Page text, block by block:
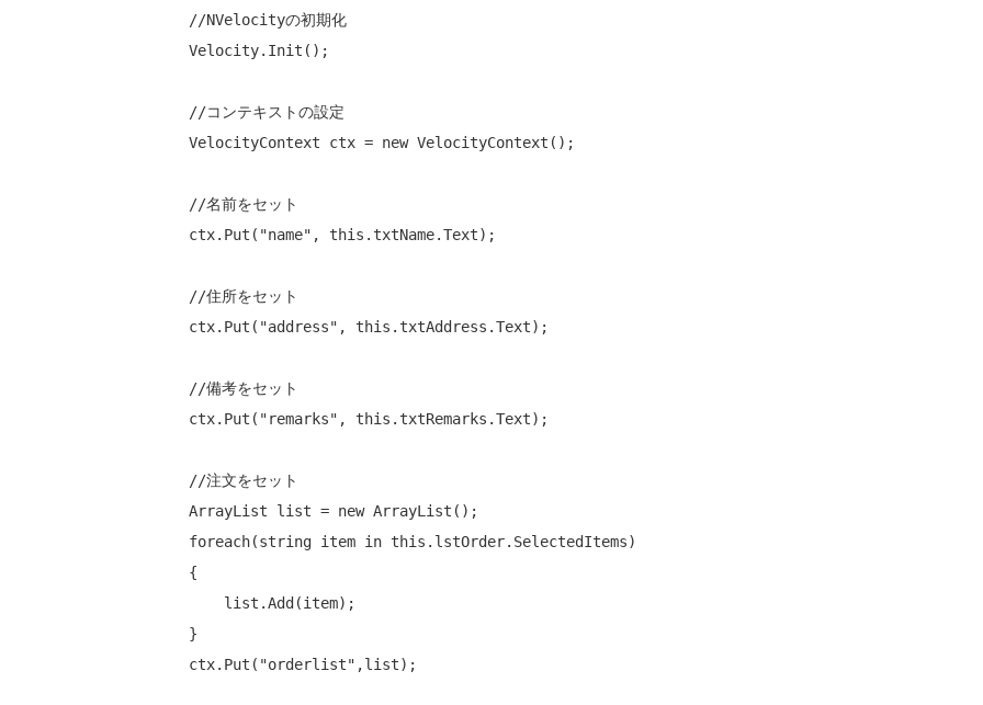
//NVelocityの初期化
Velocity.Init();
//コンテキストの設定
VelocityContext ctx = new VelocityContext();
//名前をセット
ctx.Put( "name" , this .txtName.Text);
//住所をセット
ctx.Put( "address" , this .txtAddress.Text);
//備考をセット
ctx.Put( "remarks" , this .txtRemarks.Text);
//注文をセット
ArrayList list = new
foreach(string item in this .lstOrder.SelectedItems)
{
}
ctx.Put( "orderlist" ,list);